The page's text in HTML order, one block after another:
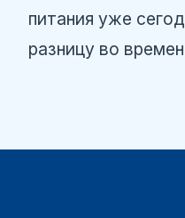
питания уже
разницу во